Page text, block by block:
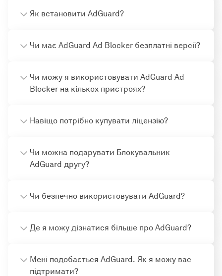
Як встановити AdGuard?
Чи має AdGuard Ad Blocker безплатні версії?
Чи можу я використовувати AdGuard Ad
Blocker на кількох пристроях?
Навіщо потрібно купувати ліцензію?
Чи можна подарувати Блокувальник
AdGuard другу?
Чи безпечно використовувати AdGuard?
Де я можу дізнатися більше про AdGuard?
Мені подобається AdGuard. Як я можу вас
підтримати?